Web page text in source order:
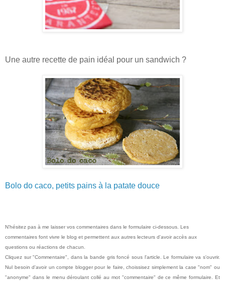
Une autre recette de pain idéal pour un sandwich ?
Bolo do caco, petits pains à la patate douce
N'hésitez pas à me laisser vos commentaires dans le formulaire ci-dessous. Les
commentaires font vivre le blog et permettent aux autres lecteurs d'avoir accès aux
questions ou réactions de chacun.
Cliquez sur "Commentaire", dans la bande gris foncé sous l'article. Le formulaire va s'ouvrir.
Nul besoin d'avoir un compte blogger pour le faire, choissisez simplement la case "nom" ou
"anonyme" dans le menu déroulant collé au mot "commentaire" de ce même formulaire. Et